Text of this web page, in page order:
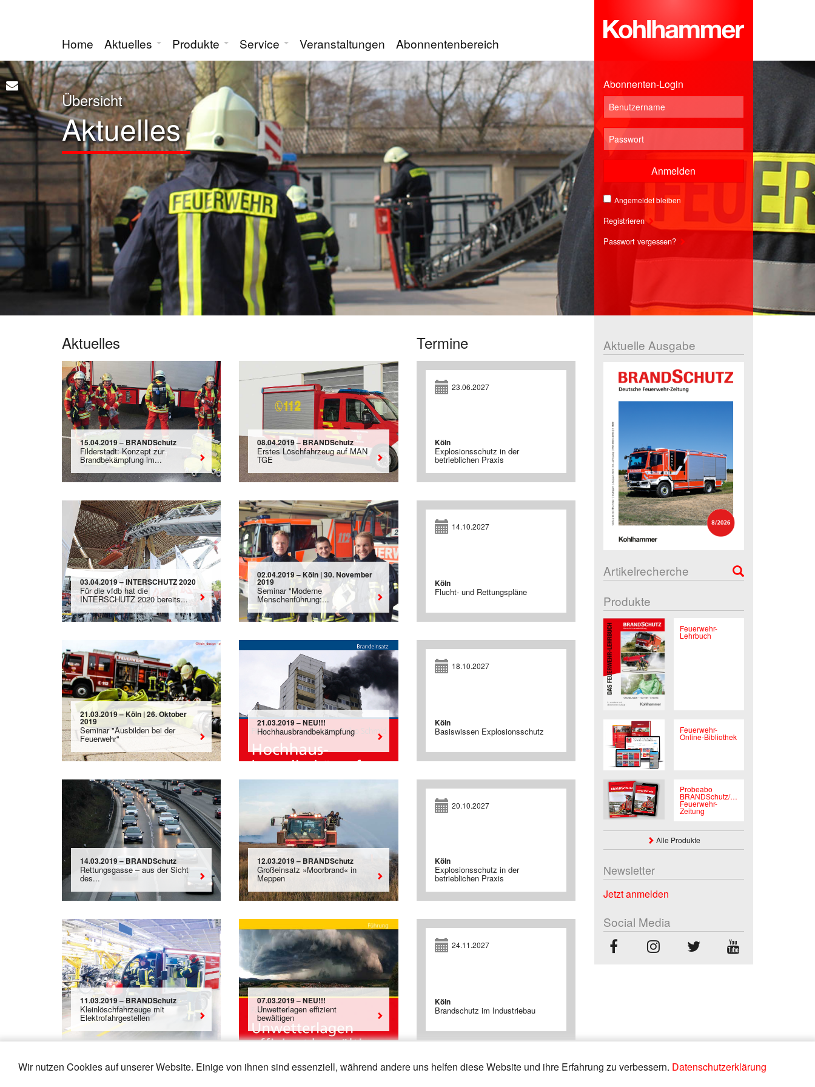
Wir nutzen Cookies auf unserer Website. Einige von ihnen sind essenziell, während andere uns helfen diese Website und ihre Erfahrung zu verbessern. Datenschutzerklärung
Home Aktuelles Produkte Service Veranstaltungen Abonnentenbereich
Übersicht
Aktuelles
Abonnenten-Login
Anmelden
Angemeldet bleiben
Registrieren
Passwort vergessen?
Aktuelles
15.04.2019 – BRANDSchutz
Filderstadt: Konzept zur
Brandbekämpfung im...
08.04.2019 – BRANDSchutz
Erstes Löschfahrzeug auf MAN
TGE
03.04.2019 – INTERSCHUTZ 2020
Für die vfdb hat die
INTERSCHUTZ 2020 bereits...
02.04.2019 – Köln | 30. November
2019
Seminar "Moderne
Menschenführung:...
21.03.2019 – Köln | 26. Oktober
2019
Seminar "Ausbilden bei der
Feuerwehr"
21.03.2019 – NEU!!!
Hochhausbrandbekämpfung
14.03.2019 – BRANDSchutz
Rettungsgasse – aus der Sicht
des...
12.03.2019 – BRANDSchutz
Großeinsatz »Moorbrand« in
Meppen
11.03.2019 – BRANDSchutz
Kleinlöschfahrzeuge mit
Elektrofahrgestellen
07.03.2019 – NEU!!!
Unwetterlagen effizient
bewältigen
Termine
23.06.2027
Köln
Explosionsschutz in der
betrieblichen Praxis
14.10.2027
Köln
Flucht- und Rettungspläne
18.10.2027
Köln
Basiswissen Explosionsschutz
20.10.2027
Köln
Explosionsschutz in der
betrieblichen Praxis
24.11.2027
Köln
Brandschutz im Industriebau
Aktuelle Ausgabe
Artikelrecherche
Produkte
Feuerwehr-
Lehrbuch
Feuerwehr-
Online-Bibliothek
Probeabo
BRANDSchutz/Deutsche
Feuerwehr-
Zeitung
Alle Produkte
Newsletter
Jetzt anmelden
Social Media